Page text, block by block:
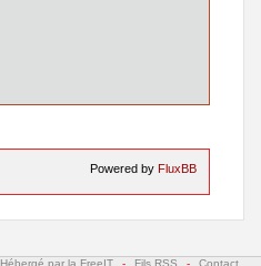
Powered by FluxBB
Hébergé par la FreeIT - Fils RSS - Contact